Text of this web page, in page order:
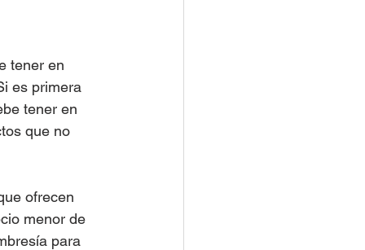
tener en
es primera
tener en
que no
ofrecen
menor de
para